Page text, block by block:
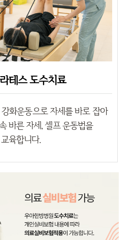
테스 도수치료
화운동으로 자세를 바로 잡아
바른 자세, 셀프 운동법을
교육합니다.